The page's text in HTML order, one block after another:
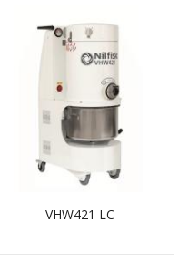
VHW420